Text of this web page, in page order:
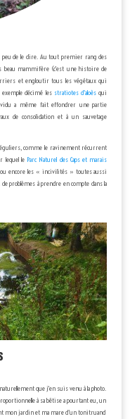
peu de le dire. Au tout premier rang des
beau mammifère (c’est une histoire de
et engloutir tous les végétaux qui
décimé les stratiotes d’aloès qui
a même fait effondrer une partie
de consolidation et à un sauvetage
comme le ravinement récurrent
lequel le Parc Naturel des Caps et marais
encore les « incivilités » toutes aussi
problèmes à prendre en compte dans la
que j’en suis venu à la photo.
à sa bêtise a pourtant eu, un
mon jardin et ma mare d’un tonitruand